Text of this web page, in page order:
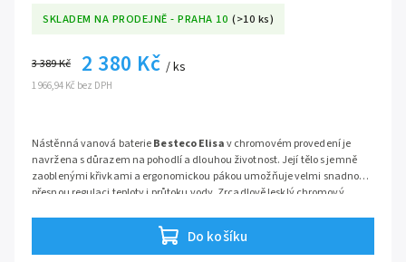
SKLADEM NA PRODEJNĚ - PRAHA 10 (>10 ks)
1 966,94 Kč bez DPH
3 389 Kč 2 380 Kč / ks
Do košíku
Nástěnná vanová baterieBesteco Elisav chromovém provedení je
navržena s důrazem na pohodlí a dlouhou životnost. Její tělo s jemně
zaoblenými křivkami a ergonomickou pákou umožňuje velmi snadnou a
přesnou regulaci teploty i průtoku vody. Zrcadlově lesklý chromový
Baterie je vybavena spolehlivýmpřepínačem vana/sprchaa kvalitní
, která zajišťuje tichý chod bez kapání. Díky
standardní rozteči 150 mm je montáž rychlá a jednoduchá, ať už stavíte